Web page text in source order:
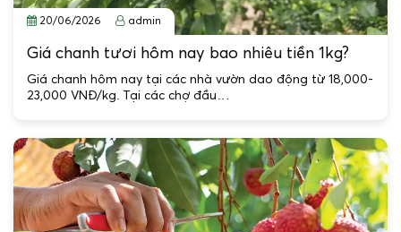
20/06/2026 admin
Giá chanh tươi hôm nay bao nhiêu tiền 1kg?
Giá chanh hôm nay tại các nhà vườn dao động từ 18,000-
23,000 VNĐ/kg. Tại các chợ đầu…